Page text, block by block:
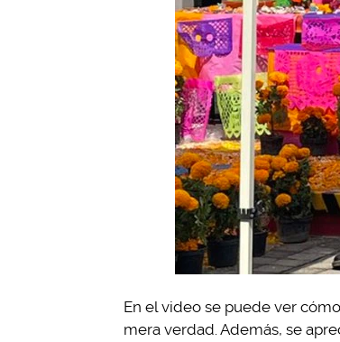
En el video se puede ver
mera verdad. Además, se